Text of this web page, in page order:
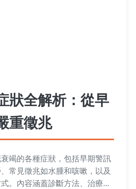
狀全解析：從早
重徵兆
竭的各種症狀，包括早期警訊
常見徵兆如水腫和咳嗽，以及
。內容涵蓋診斷方法、治療選